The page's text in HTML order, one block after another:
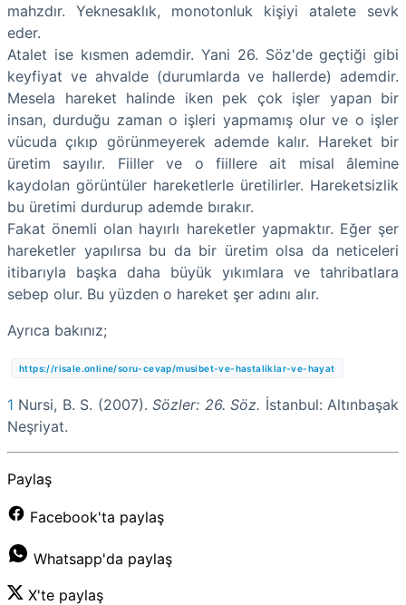
mahzdır. Yeknesaklık, monotonluk kişiyi atalete sevk
eder.
Atalet ise kısmen ademdir. Yani 26. Söz'de geçtiği gibi
keyfiyat ve ahvalde (durumlarda ve hallerde) ademdir.
Mesela hareket halinde iken pek çok işler yapan bir
insan, durduğu zaman o işleri yapmamış olur ve o işler
vücuda çıkıp görünmeyerek ademde kalır. Hareket bir
üretim sayılır. Fiiller ve o fiillere ait misal âlemine
kaydolan görüntüler hareketlerle üretilirler. Hareketsizlik
bu üretimi durdurup ademde bırakır.
Fakat önemli olan hayırlı hareketler yapmaktır. Eğer şer
hareketler yapılırsa bu da bir üretim olsa da neticeleri
itibarıyla başka daha büyük yıkımlara ve tahribatlara
sebep olur. Bu yüzden o hareket şer adını alır.
Ayrıca bakınız;
https://risale.online/soru-cevap/musibet-ve-hastaliklar-ve-hayat
1 Nursi, B. S. (2007).Sözler: 26. Söz. İstanbul: Altınbaşak
Neşriyat.
Paylaş
Facebook'ta paylaş
Whatsapp'da paylaş
X'te paylaş